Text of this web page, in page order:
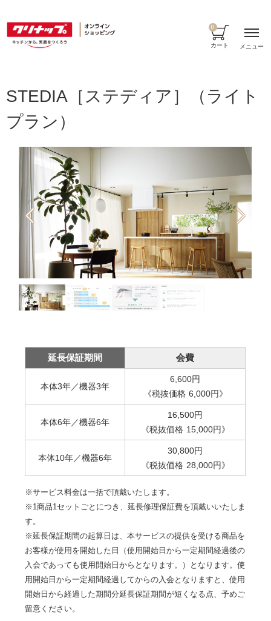
カート
0
STEDIA［ステディア］（ライト
プラン）
延長保証期間 会費
本体3年／機器3年
6,600円
《税抜価格 6,000円》
本体6年／機器6年
16,500円
《税抜価格 15,000円》
本体10年／機器6年
30,800円
《税抜価格 28,000円》
※サービス料金は一括で頂戴いたします。
※1商品1セットごとにつき、延長修理保証費を頂戴いいたしま
す。
※延長保証期間の起算日は、本サービスの提供を受ける商品を
お客様が使用を開始した日（使用開始日から一定期間経過後の
入会であっても使用開始日からとなります。）となります。使
用開始日から一定期間経過してからの入会となりますと、使用
開始日から経過した期間分延長保証期間が短くなる点、予めご
留意ください。
メニュー